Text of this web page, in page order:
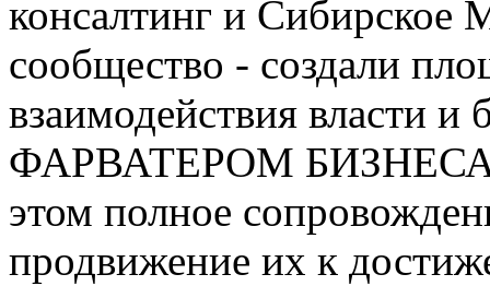
консалтинг и Сибирское
сообщество - создали
взаимодействия власти и
ФАРВАТЕРОМ БИЗНЕСА
этом полное
продвижение их к